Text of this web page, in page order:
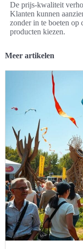
De prijs-kwaliteit
Klanten kunnen
zonder in te boeten op
producten kiezen.
Meer artikelen